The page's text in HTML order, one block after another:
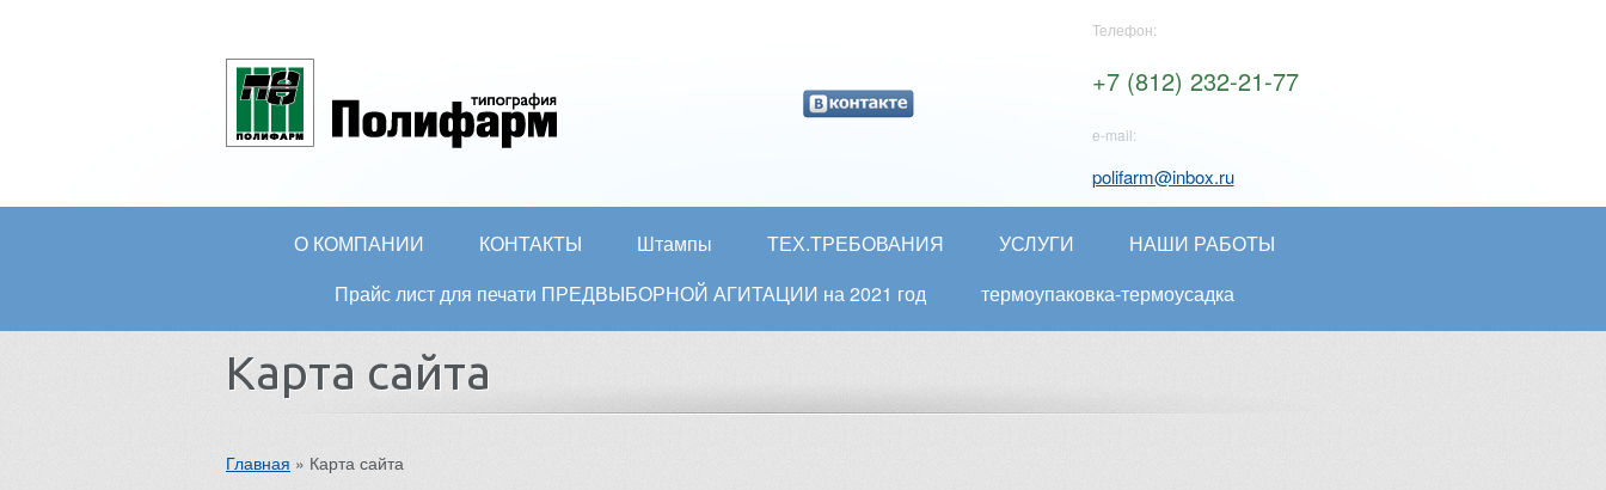
Телефон:
+7 (812) 232-21-77
e-mail:
polifarm@inbox.ru
О КОМПАНИИ КОНТАКТЫ Штампы ТЕХ.ТРЕБОВАНИЯ УСЛУГИ
НАШИ РАБОТЫ
Прайс лист для печати ПРЕДВЫБОРНОЙ АГИТАЦИИ на 2021 год
термоупаковка-термоусадка
Карта сайта
Главная » Карта сайта